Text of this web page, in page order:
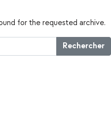
for the requested archive.
Rechercher